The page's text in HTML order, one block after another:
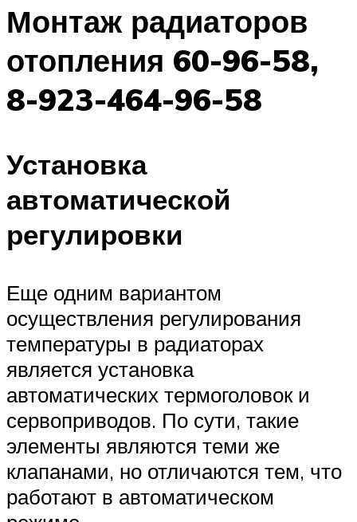
Монтаж радиаторов
отопления 60-96-58,
8-923-464-96-58
Установка
автоматической
регулировки
Еще одним вариантом
осуществления регулирования
температуры в радиаторах
является установка
автоматических термоголовок и
сервоприводов. По сути, такие
элементы являются теми же
клапанами, но отличаются тем, что
работают в автоматическом